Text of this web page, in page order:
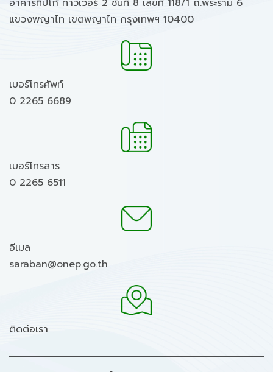
อาคารทิปโก้ ทาวเวอร์ 2 ชั้นที่ 8 เลขที่ 118/1 ถ.พระราม 6
แขวงพญาไท เขตพญาไท กรุงเทพฯ 10400
เบอร์โทรศัพท์
0 2265 6689
เบอร์โทรสาร
0 2265 6511
อีเมล
saraban@onep.go.th
ติดต่อเรา